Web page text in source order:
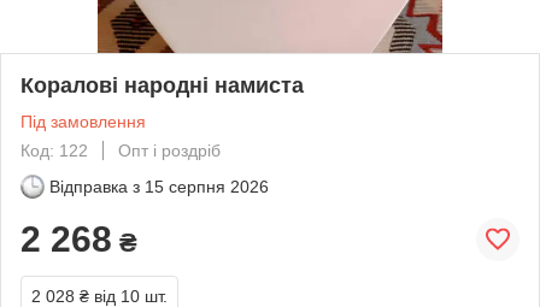
Коралові народні намиста
Під замовлення
Код: 122
Опт і роздріб
Відправка з 15 серпня 2026
2 268 ₴
2 028 ₴ від 10 шт.